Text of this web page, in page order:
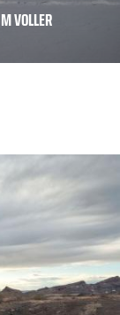
VOLLER